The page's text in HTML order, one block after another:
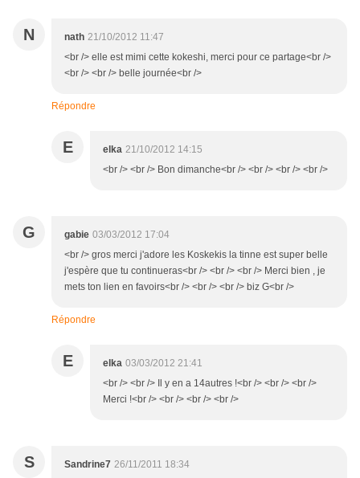
N nath 21/10/2012 11:47
<br /> elle est mimi cette kokeshi, merci pour ce partage<br />
<br /> <br /> belle journée<br />
Répondre
E elka 21/10/2012 14:15
<br /> <br /> Bon dimanche<br /> <br /> <br /> <br />
G gabie 03/03/2012 17:04
<br /> gros merci j'adore les Koskekis la tinne est super belle
j'espère que tu continueras<br /> <br /> <br /> Merci bien , je
mets ton lien en favoirs<br /> <br /> <br /> biz G<br />
Répondre
E elka 03/03/2012 21:41
<br /> <br /> Il y en a 14autres !<br /> <br /> <br />
Merci !<br /> <br /> <br /> <br />
S Sandrine7 26/11/2011 18:34